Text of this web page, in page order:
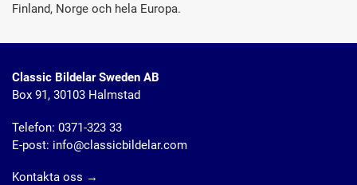
Finland, Norge och hela Europa.
Classic Bildelar Sweden AB
Box 91, 30103 Halmstad
Telefon: 0371-323 33
E-post: info@classicbildelar.com
Kontakta oss →